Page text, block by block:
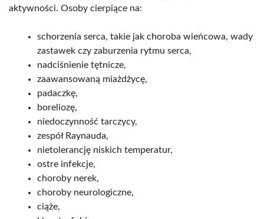
aktywności. Osoby cierpiące na:
schorzenia serca, takie jak choroba wieńcowa, wady
zastawek czy zaburzenia rytmu serca,
nadciśnienie tętnicze,
zaawansowaną miażdżycę,
padaczkę,
boreliozę,
niedoczynność tarczycy,
zespół Raynauda,
nietolerancję niskich temperatur,
ostre infekcje,
choroby nerek,
choroby neurologiczne,
ciąże,